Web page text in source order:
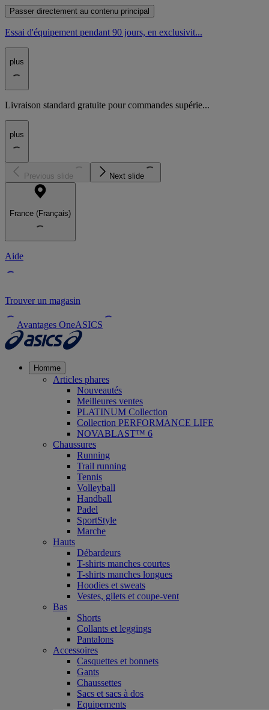
Passer directement au contenu principal
Essai d'équipement pendant 90 jours, en exclusivit...
plus
Livraison standard gratuite pour commandes supérie...
plus
Previous slide Next slide
France (Français)
Aide
Trouver un magasin
Avantages OneASICS
Homme
Articles phares
Nouveautés
Meilleures ventes
PLATINUM Collection
Collection PERFORMANCE LIFE
NOVABLAST™ 6
Chaussures
Running
Trail running
Tennis
Volleyball
Handball
Padel
SportStyle
Marche
Hauts
Débardeurs
T-shirts manches courtes
T-shirts manches longues
Hoodies et sweats
Vestes, gilets et coupe-vent
Bas
Shorts
Collants et leggings
Pantalons
Accessoires
Casquettes et bonnets
Gants
Chaussettes
Sacs et sacs à dos
Equipements